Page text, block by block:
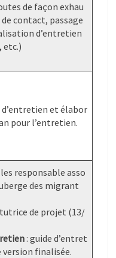
de façon exhau
contact, passage
d’entretien
etc.)
et élabor
pour l’entretien.
responsable asso
des migrant
de projet (13/
: guide d’entret
version finalisée.